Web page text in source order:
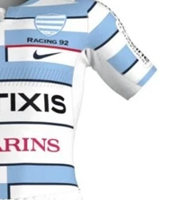
TOP14
RUGBY